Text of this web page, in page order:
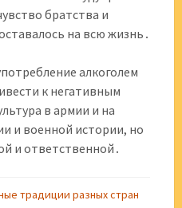
братства и
на всю жизнь․
алкоголем
к негативным
в армии и на
и военной истории, но
и ответственной․
традиции разных стран